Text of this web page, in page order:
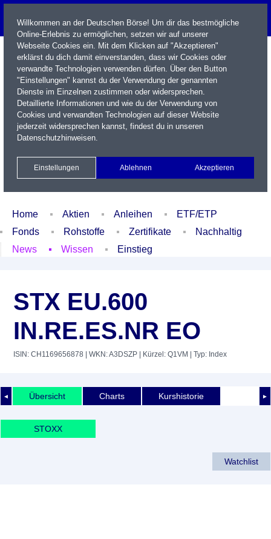
Name / WKN / ISIN / Kürzel
Xetra Realtime
Watchlist Portfolio Login
Home Aktien Anleihen
ETF/ETP
Fonds
Rohstoffe Zertifikate
Nachhaltig
News
Wissen Einstieg
STX EU.600
IN.RE.ES.NR EO
ISIN: CH1169656878 | WKN: A3DSZP | Kürzel: Q1VM | Typ: Index
◄ ►
Übersicht Charts Kurshistorie
STOXX
Watchlist
Willkommen an der Deutschen Börse! Um dir das bestmögliche
Online-Erlebnis zu ermöglichen, setzen wir auf unserer
Webseite Cookies ein. Mit dem Klicken auf "Akzeptieren"
erklärst du dich damit einverstanden, dass wir Cookies oder
verwandte Technologien verwenden dürfen. Über den Button
"Einstellungen" kannst du der Verwendung der genannten
Dienste im Einzelnen zustimmen oder widersprechen.
Detaillierte Informationen und wie du der Verwendung von
Cookies und verwandten Technologien auf dieser Website
jederzeit widersprechen kannst, findest du in unseren
Datenschutzhinweisen.
Einstellungen Ablehnen Akzeptieren